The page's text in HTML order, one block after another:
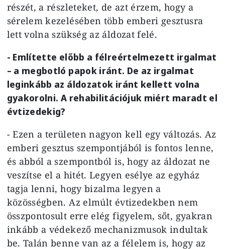
részét, a részleteket, de azt érzem, hogy a
sérelem kezelésében több emberi gesztusra
lett volna szükség az áldozat felé.
- Említette előbb a félreértelmezett irgalmat
– a megbotló papok iránt. De az irgalmat
leginkább az áldozatok iránt kellett volna
gyakorolni. A rehabilitációjuk miért maradt el
évtizedekig?
- Ezen a területen nagyon kell egy változás. Az
emberi gesztus szempontjából is fontos lenne,
és abból a szempontból is, hogy az áldozat ne
veszítse el a hitét. Legyen esélye az egyház
tagja lenni, hogy bizalma legyen a
közösségben. Az elmúlt évtizedekben nem
összpontosult erre elég figyelem, sőt, gyakran
inkább a védekező mechanizmusok indultak
be. Talán benne van az a félelem is, hogy az